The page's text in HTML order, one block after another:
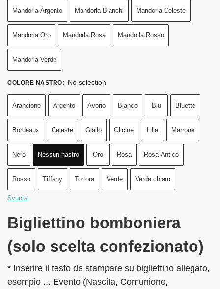
Mandorla Argento Mandorla Bianchi Mandorla Celeste
Mandorla Oro Mandorla Rosa Mandorla Rosso
Mandorla Verde
COLORE NASTRO: No selection
Arancione Argento Avorio Bianco Blu Bluette
Bordeaux Celeste Giallo Glicine Lilla Marrone
Nero Nessun nastro Oro Rosa Rosa Antico
Rosso Tiffany Tortora Verde Verde chiaro
Svuota
Bigliettino bomboniera
(solo scelta confezionato)
* Inserire il testo da stampare su bigliettino allegato,
esempio ... Evento (Nascita, Comunione,